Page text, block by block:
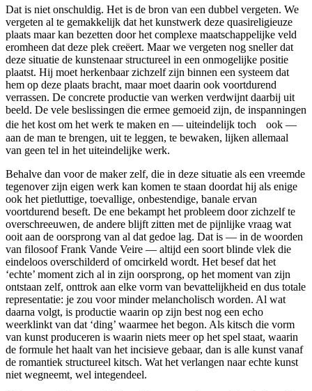
Dat is niet onschuldig. Het is de bron van een dubbel vergeten. We
vergeten al te gemakkelijk dat het kunstwerk deze quasireligieuze
plaats maar kan bezetten door het complexe maatschappelijke veld
eromheen dat deze plek creëert. Maar we vergeten nog sneller dat
deze situatie de kunstenaar structureel in een onmogelijke positie
plaatst. Hij moet herkenbaar zichzelf zijn binnen een systeem dat
hem op deze plaats bracht, maar moet daarin ook voortdurend
verrassen. De concrete productie van werken verdwijnt daarbij uit
beeld. De vele beslissingen die ermee gemoeid zijn, de inspanningen
die het kost om het werk te maken en — uiteindelijk toch ook —
aan de man te brengen, uit te leggen, te bewaken, lijken allemaal
van geen tel in het uiteindelijke werk.
Behalve dan voor de maker zelf, die in deze situatie als een vreemde
tegenover zijn eigen werk kan komen te staan doordat hij als enige
ook het pietluttige, toevallige, onbestendige, banale ervan
voortdurend beseft. De ene bekampt het probleem door zichzelf te
overschreeuwen, de andere blijft zitten met de pijnlijke vraag wat
ooit aan de oorsprong van al dat gedoe lag. Dat is — in de woorden
van filosoof Frank Vande Veire — altijd een soort blinde vlek die
eindeloos overschilderd of omcirkeld wordt. Het besef dat het
‘echte’ moment zich al in zijn oorsprong, op het moment van zijn
ontstaan zelf, onttrok aan elke vorm van bevattelijkheid en dus totale
representatie: je zou voor minder melancholisch worden. Al wat
daarna volgt, is productie waarin op zijn best nog een echo
weerklinkt van dat ‘ding’ waarmee het begon. Als kitsch die vorm
van kunst produceren is waarin niets meer op het spel staat, waarin
de formule het haalt van het incisieve gebaar, dan is alle kunst vanaf
de romantiek structureel kitsch. Wat het verlangen naar echte kunst
niet wegneemt, wel integendeel.